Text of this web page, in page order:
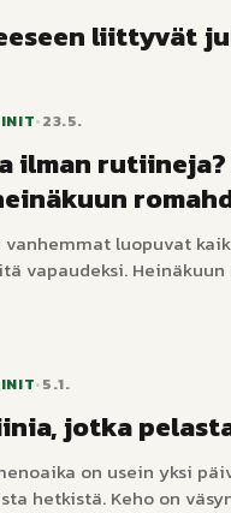
liittyvät
•23.5.
ilman
vanhemmat luopuvat
vapaudeksi.
on ADHD tai autismi
ilman, että se
•5.1.
jotka
on usein yksi
hetkistä. Keho on